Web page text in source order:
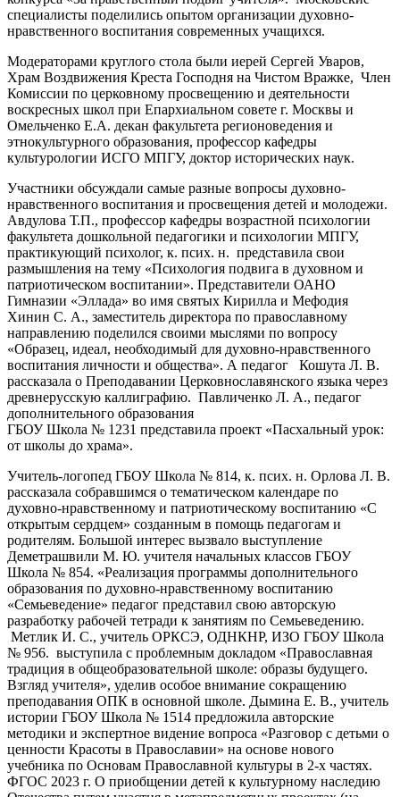
специалисты поделились опытом организации духовно-
нравственного воспитания современных учащихся.
Модераторами круглого стола были иерей Сергей Уваров,
Храм Воздвижения Креста Господня на Чистом Вражке, Член
Комиссии по церковному просвещению и деятельности
воскресных школ при Епархиальном совете г. Москвы и
Омельченко Е.А. декан факультета регионоведения и
этнокультурного образования, профессор кафедры
культурологии ИСГО МПГУ, доктор исторических наук.
Участники обсуждали самые разные вопросы духовно-
нравственного воспитания и просвещения детей и молодежи.
Авдулова Т.П., профессор кафедры возрастной психологии
факультета дошкольной педагогики и психологии МПГУ,
практикующий психолог, к. псих. н. представила свои
размышления на тему «Психология подвига в духовном и
патриотическом воспитании». Представители ОАНО
Гимназии «Эллада» во имя святых Кирилла и Мефодия
Хинин С. А., заместитель директора по православному
направлению поделился своими мыслями по вопросу
«Образец, идеал, необходимый для духовно-нравственного
воспитания личности и общества». А педагог Кошута Л. В.
рассказала о Преподавании Церковнославянского языка через
древнерусскую каллиграфию. Павличенко Л. А., педагог
дополнительного образования
ГБОУ Школа № 1231 представила проект «Пасхальный урок:
от школы до храма».
Учитель-логопед ГБОУ Школа № 814, к. псих. н. Орлова Л. В.
рассказала собравшимся о тематическом календаре по
духовно-нравственному и патриотическому воспитанию «С
открытым сердцем» созданным в помощь педагогам и
родителям. Большой интерес вызвало выступление
Деметрашвили М. Ю. учителя начальных классов ГБОУ
Школа № 854. «Реализация программы дополнительного
образования по духовно-нравственному воспитанию
«Семьеведение» педагог представил свою авторскую
разработку рабочей тетради к занятиям по Семьеведению.
Метлик И. С., учитель ОРКСЭ, ОДНКНР, ИЗО ГБОУ Школа
№ 956. выступила с проблемным докладом «Православная
традиция в общеобразовательной школе: образы будущего.
Взгляд учителя», уделив особое внимание сокращению
преподавания ОПК в основной школе. Дымина Е. В., учитель
истории ГБОУ Школа № 1514 предложила авторские
методики и экспертное видение вопроса «Разговор с детьми о
ценности Красоты в Православии» на основе нового
учебника по Основам Православной культуры в 2-х частях.
ФГОС 2023 г. О приобщении детей к культурному наследию